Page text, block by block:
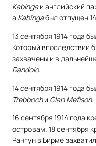
Kabingaи английский
а Kabingaбыл отпущен
13 сентября 1914 года
Который впоследствии
захвачены и в
Dandolo.
14 сентября 1914 года
Trebbochи Clan Mefison.
16 сентября 1914 года
островам. 18 сентября
Рангун в Бирме